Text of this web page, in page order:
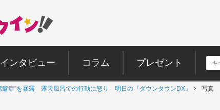
インタビュー コラム プレゼント
癖症”を暴露 露天風呂での行動に怒り 明日の『ダウンタウンDX』 写真